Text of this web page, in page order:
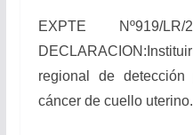
EXPTE Nº919/LR/
regional de
cáncer de cuello uterino.